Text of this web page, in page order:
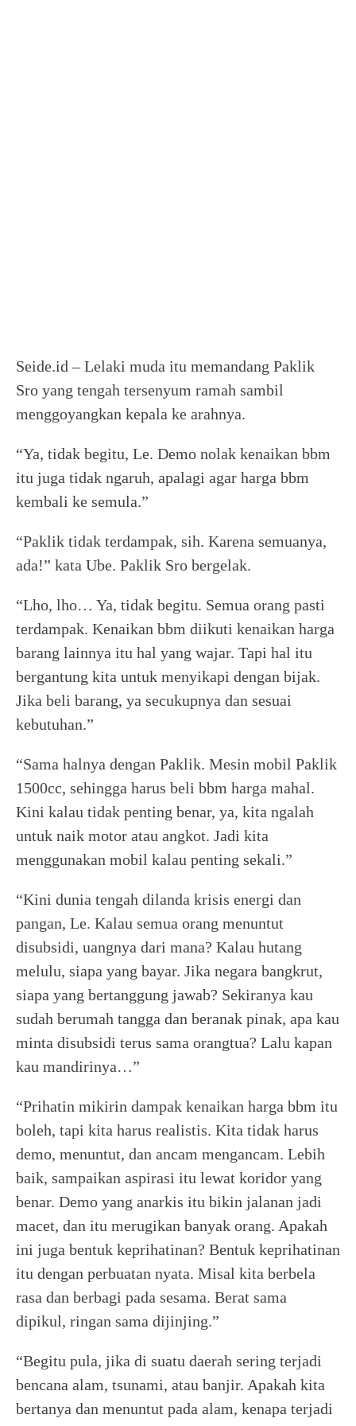
Seide.id – Lelaki muda itu memandang Paklik
Sro yang tengah tersenyum ramah sambil
menggoyangkan kepala ke arahnya.
“Ya, tidak begitu, Le. Demo nolak kenaikan bbm
itu juga tidak ngaruh, apalagi agar harga bbm
kembali ke semula.”
“Paklik tidak terdampak, sih. Karena semuanya,
ada!” kata Ube. Paklik Sro bergelak.
“Lho, lho… Ya, tidak begitu. Semua orang pasti
terdampak. Kenaikan bbm diikuti kenaikan harga
barang lainnya itu hal yang wajar. Tapi hal itu
bergantung kita untuk menyikapi dengan bijak.
Jika beli barang, ya secukupnya dan sesuai
kebutuhan.”
“Sama halnya dengan Paklik. Mesin mobil Paklik
1500cc, sehingga harus beli bbm harga mahal.
Kini kalau tidak penting benar, ya, kita ngalah
untuk naik motor atau angkot. Jadi kita
menggunakan mobil kalau penting sekali.”
“Kini dunia tengah dilanda krisis energi dan
pangan, Le. Kalau semua orang menuntut
disubsidi, uangnya dari mana? Kalau hutang
melulu, siapa yang bayar. Jika negara bangkrut,
siapa yang bertanggung jawab? Sekiranya kau
sudah berumah tangga dan beranak pinak, apa kau
minta disubsidi terus sama orangtua? Lalu kapan
kau mandirinya…”
“Prihatin mikirin dampak kenaikan harga bbm itu
boleh, tapi kita harus realistis. Kita tidak harus
demo, menuntut, dan ancam mengancam. Lebih
baik, sampaikan aspirasi itu lewat koridor yang
benar. Demo yang anarkis itu bikin jalanan jadi
macet, dan itu merugikan banyak orang. Apakah
ini juga bentuk keprihatinan? Bentuk keprihatinan
itu dengan perbuatan nyata. Misal kita berbela
rasa dan berbagi pada sesama. Berat sama
dipikul, ringan sama dijinjing.”
“Begitu pula, jika di suatu daerah sering terjadi
bencana alam, tsunami, atau banjir. Apakah kita
bertanya dan menuntut pada alam, kenapa terjadi